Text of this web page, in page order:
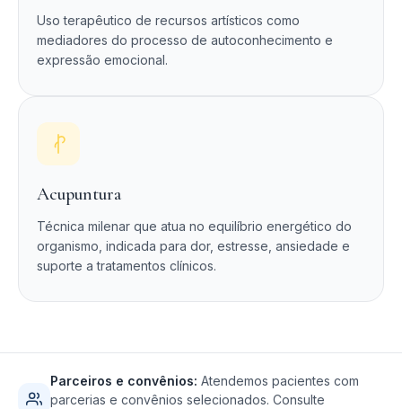
Uso terapêutico de recursos artísticos como
mediadores do processo de autoconhecimento e
expressão emocional.
Acupuntura
Técnica milenar que atua no equilíbrio energético do
organismo, indicada para dor, estresse, ansiedade e
suporte a tratamentos clínicos.
Parceiros e convênios: Atendemos pacientes com
parcerias e convênios selecionados. Consulte